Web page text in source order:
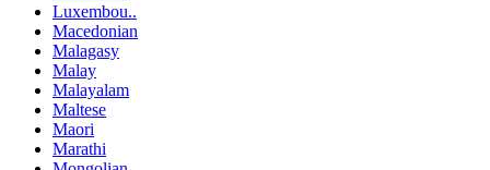
Luxembou..
Macedonian
Malagasy
Malay
Malayalam
Maltese
Maori
Marathi